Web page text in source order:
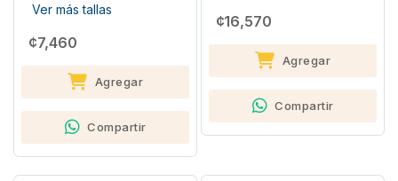
Ver más tallas
¢7,460
Agregar
Compartir
¢16,570
Agregar
Compartir